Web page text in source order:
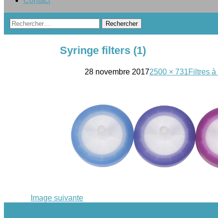
Rechercher :
Syringe filters (1)
28 novembre 20172500 × 731Filtres
Image suivante